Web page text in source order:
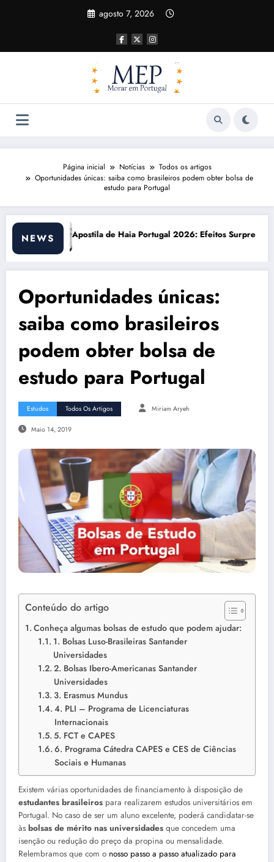
agosto 7, 2026
Página inicial Notícias
Todos os artigos
Oportunidades únicas: saiba como brasileiros podem obter bolsa de
estudo para Portugal
NEWS
2026: Efeitos Surpreendentes e OportunidadesCusto de vida em
Oportunidades únicas:
saiba como brasileiros
podem obter bolsa de
estudo para Portugal
Estudos Todos Os Artigos Miriam Aryeh
Maio 14, 2019
Conteúdo do artigo
Conheça algumas bolsas de estudo que podem ajudar:
1. Bolsas Luso-Brasileiras Santander
Universidades
2. Bolsas Ibero-Americanas Santander
Universidades
3. Erasmus Mundus
4. PLI – Programa de Licenciaturas
Internacionais
5. FCT e CAPES
6. Programa Cátedra CAPES e CES de Ciências
Sociais e Humanas
Existem várias oportunidades de financiamento à disposição de
estudantes brasileiros para realizarem estudos universitários em
Portugal. No caso de ser um aluno excelente, poderá candidatar-se
às bolsas de mérito nas universidades que concedem uma
isenção ou redução do preço da propina ou mensalidade.
Relembramos que com o nosso passo a passo atualizado para